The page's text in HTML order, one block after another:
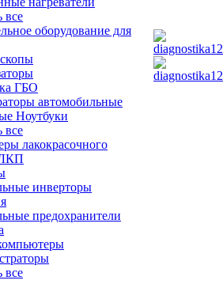
все
оборудование для
ГБО
автомобильные
Ноутбуки
все
лакокрасочного
инверторы
предохранители
все